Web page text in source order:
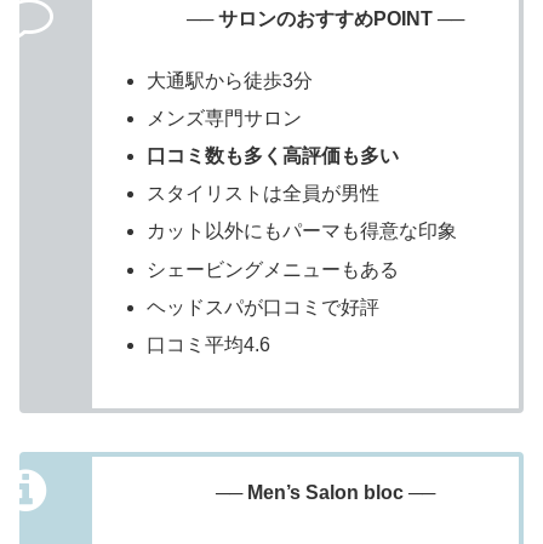
── サロンのおすすめPOINT ──
大通駅から徒歩3分
メンズ専門サロン
口コミ数も多く高評価も多い
スタイリストは全員が男性
カット以外にもパーマも得意な印象
シェービングメニューもある
ヘッドスパが口コミで好評
口コミ平均4.6
── Men’s Salon bloc ──